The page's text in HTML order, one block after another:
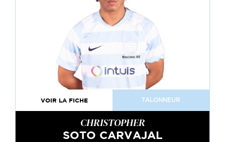
VOIR LA FICHE TALONNEUR
CHRISTOPHER
SOTO CARVAJAL